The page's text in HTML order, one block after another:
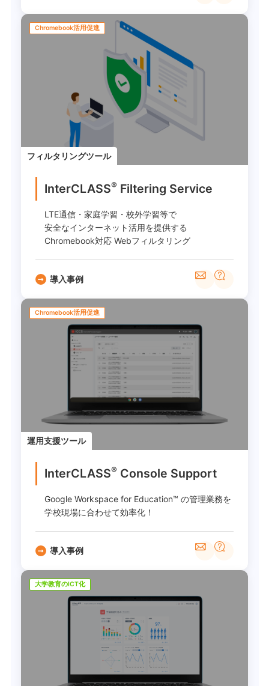
Chromebook活用促進
フィルタリングツール
InterCLASS® ︎ Filtering Service
LTE通信・家庭学習・校外学習等で
安全なインターネット活用を提供する
Chromebook対応 Webフィルタリング
導入事例
Chromebook活用促進
運用支援ツール
InterCLASS® ︎ Console Support
Google Workspace for Education™ の管理業務を
学校現場に合わせて効率化！
導入事例
大学教育のICT化